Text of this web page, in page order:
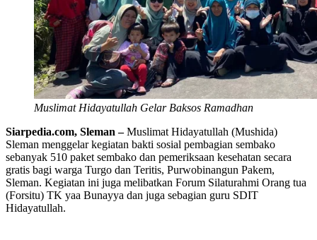
Muslimat Hidayatullah Gelar Baksos Ramadhan
Siarpedia.com, Sleman –Muslimat Hidayatullah (Mushida)
Sleman menggelar kegiatan bakti sosial pembagian sembako
sebanyak 510 paket sembako dan pemeriksaan kesehatan secara
gratis bagi warga Turgo dan Teritis, Purwobinangun Pakem,
Sleman. Kegiatan ini juga melibatkan Forum Silaturahmi Orang tua
(Forsitu) TK yaa Bunayya dan juga sebagian guru SDIT
Hidayatullah.